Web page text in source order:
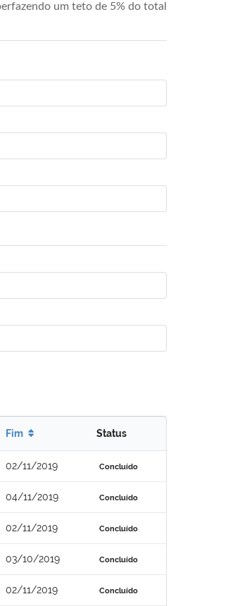
um teto de 5% do total
Fim Status
02/11/2019 Concluído
04/11/2019 Concluído
02/11/2019 Concluído
03/10/2019 Concluído
02/11/2019 Concluído